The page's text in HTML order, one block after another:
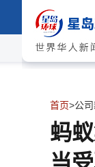
首页>公司
蚂